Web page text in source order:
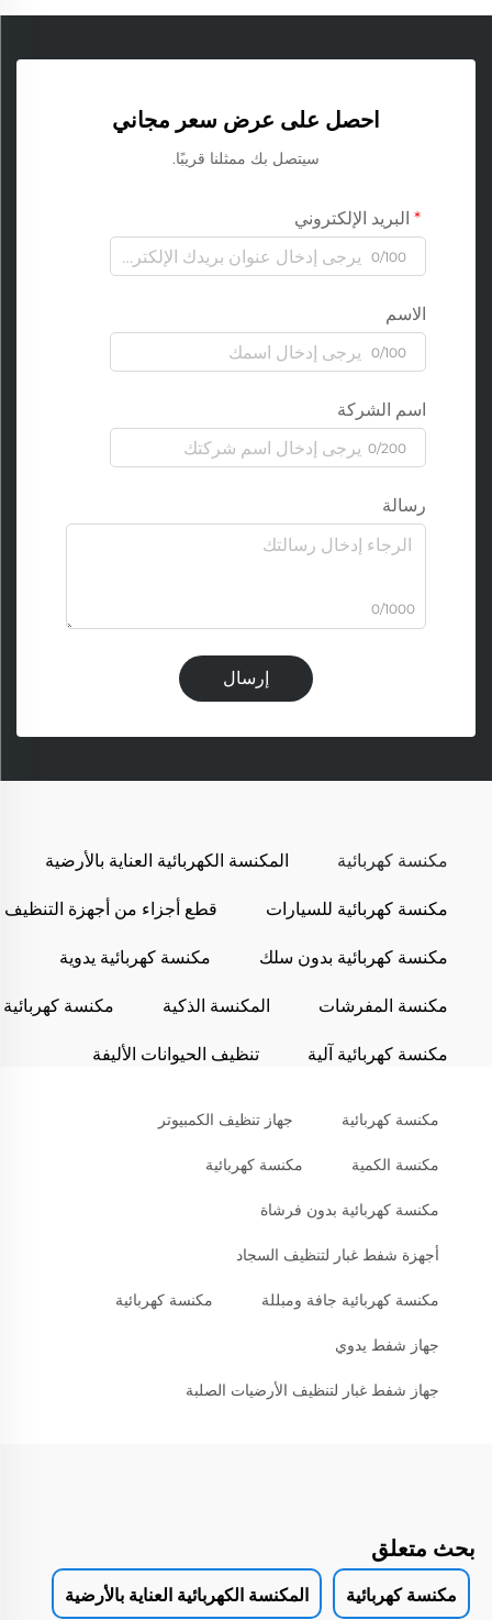
احصل على عرض سعر مجاني
سيتصل بك ممثلنا قريبًا.
البريد الإلكتروني
0/100
الاسم
0/100
اسم الشركة
0/200
رسالة
0/1000
إرسال
مكنسة كهربائية
المكنسة الكهربائية العناية بالأرضية
مكنسة كهربائية للسيارات
قطع أجزاء من أجهزة التنظيف
مكنسة كهربائية بدون سلك
مكنسة كهربائية يدوية
مكنسة المفرشات
المكنسة الذكية
مكنسة كهربائية
مكنسة كهربائية آلية
تنظيف الحيوانات الأليفة
مكنسة كهربائية جهاز تنظيف الكمبيوتر
مكنسة الكمية مكنسة كهربائية
مكنسة كهربائية بدون فرشاة
أجهزة شفط غبار لتنظيف السجاد
مكنسة كهربائية جافة ومبللة مكنسة كهربائية
جهاز شفط يدوي
جهاز شفط غبار لتنظيف الأرضيات الصلبة
بحث متعلق
مكنسة كهربائية المكنسة الكهربائية العناية بالأرضية